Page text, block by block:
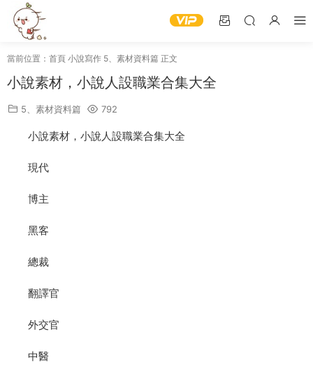
當前位置： 首頁 小說寫作 5、素材資料篇 正文
小說素材，小說人設職業合集大全
5、素材資料篇 792
小說素材，小說人設職業合集大全
現代
博主
黑客
總裁
翻譯官
外交官
中醫